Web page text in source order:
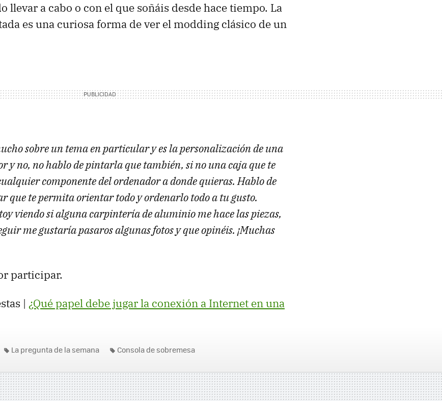
llevar a cabo o con el que soñáis desde hace tiempo. La
es una curiosa forma de ver el modding clásico de un
sobre un tema en particular y es la personalización de una
y no, no hablo de pintarla que también, si no una caja que te
componente del ordenador a donde quieras. Hablo de
que te permita orientar todo y ordenarlo todo a tu gusto.
viendo si alguna carpintería de aluminio me hace las piezas,
me gustaría pasaros algunas fotos y que opinéis. ¡Muchas
participar.
| ¿Qué papel debe jugar la conexión a Internet en una
La pregunta de la semana Consola de sobremesa